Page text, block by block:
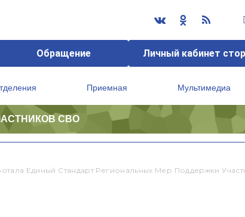
Обращение Личный кабинет
Приемная Мультимедиа
СВО
Единый Стандарт Региональных Мер Поддержки